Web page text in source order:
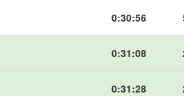
0:30:56
0:31:08
0:31:28